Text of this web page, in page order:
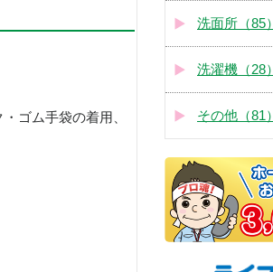
ゴム手袋の着用、
洗面所（85）
洗濯機（28）
その他（81）